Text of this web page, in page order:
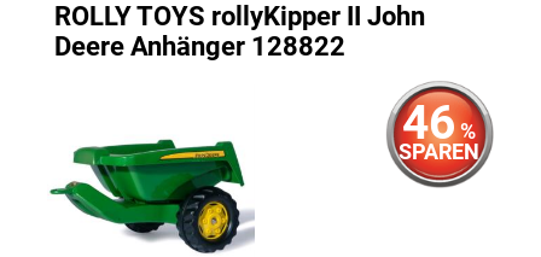
ROLLY TOYS rollyKipper II John
Deere Anhänger 128822
46 %
SPAREN